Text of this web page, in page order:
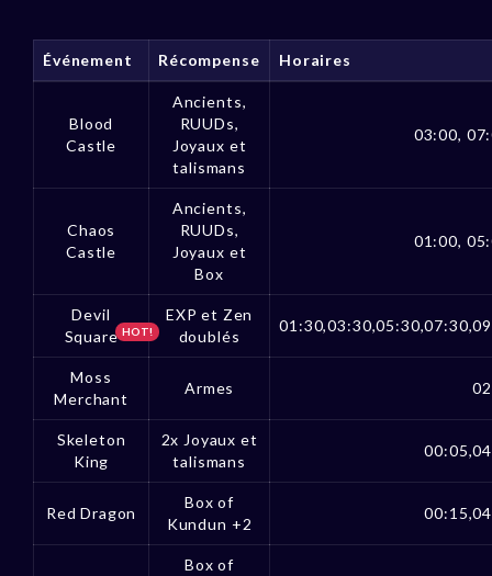
Événement Récompense Horaires
Blood
Castle
Ancients,
RUUDs,
Joyaux et
talismans
03:00,
Chaos
Castle
Ancients,
RUUDs,
Joyaux et
Box
01:00,
Devil
Square HOT!
EXP et Zen
doublés
Moss
Merchant
Armes
Skeleton
King
2x Joyaux et
talismans
Red Dragon
Box of
Kundun +2
Box of